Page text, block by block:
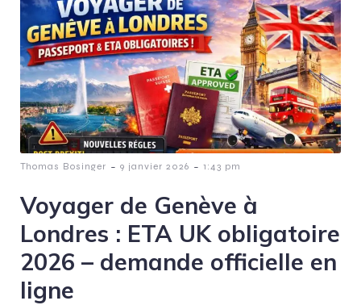
Thomas Bosinger - 9 janvier 2026 - 1:43 pm
Voyager de Genève à
Londres : ETA UK obligatoire
2026 – demande officielle en
ligne